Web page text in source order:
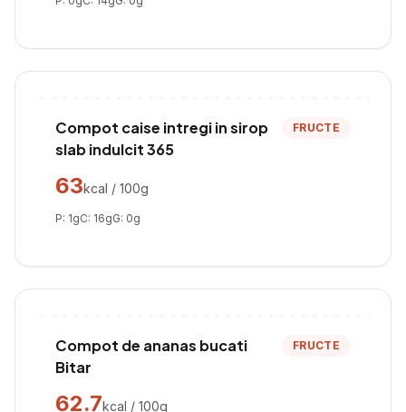
Compot caise intregi in sirop
slab indulcit 365
FRUCTE
63kcal / 100g
P: 1gC: 16gG: 0g
Compot de ananas bucati
Bitar
FRUCTE
62.7kcal / 100g